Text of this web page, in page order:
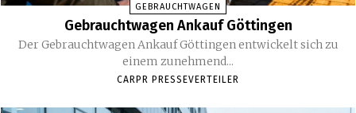
GEBRAUCHTWAGEN
Gebrauchtwagen Ankauf Göttingen
Der Gebrauchtwagen Ankauf Göttingen entwickelt sich zu
einem zunehmend...
CARPR PRESSEVERTEILER